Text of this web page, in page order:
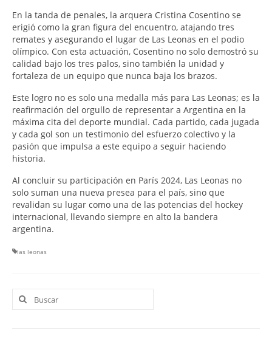
En la tanda de penales, la arquera Cristina Cosentino se
erigió como la gran figura del encuentro, atajando tres
remates y asegurando el lugar de Las Leonas en el podio
olímpico. Con esta actuación, Cosentino no solo demostró su
calidad bajo los tres palos, sino también la unidad y
fortaleza de un equipo que nunca baja los brazos.
Este logro no es solo una medalla más para Las Leonas; es la
reafirmación del orgullo de representar a Argentina en la
máxima cita del deporte mundial. Cada partido, cada jugada
y cada gol son un testimonio del esfuerzo colectivo y la
pasión que impulsa a este equipo a seguir haciendo
historia.
Al concluir su participación en París 2024, Las Leonas no
solo suman una nueva presea para el país, sino que
revalidan su lugar como una de las potencias del hockey
internacional, llevando siempre en alto la bandera
argentina.
las leonas
Buscar
por: